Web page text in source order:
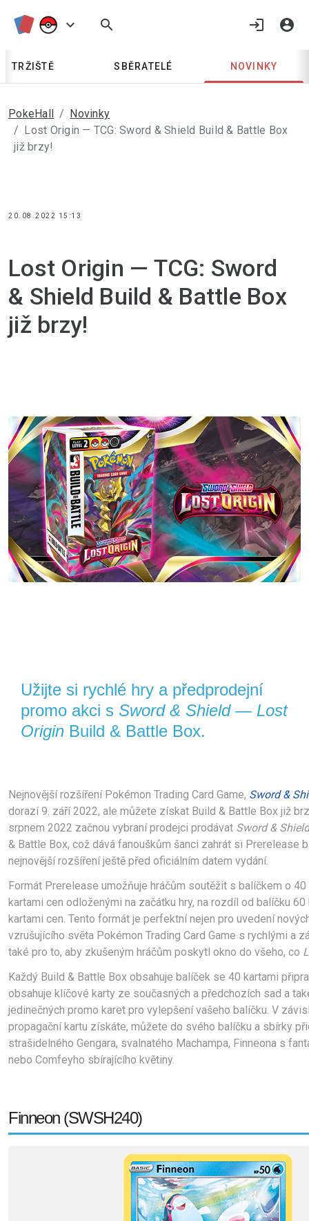
keyboard_arrow_down search login account_circle
TRŽIŠTĚ SBĚRATELÉ NOVINKY
PokeHall
Novinky
Lost Origin — TCG: Sword & Shield Build & Battle Box
již brzy!
20.08.2022 15:13
Lost Origin — TCG: Sword
& Shield Build & Battle Box
již brzy!
Užijte si rychlé hry a předprodejní
promo akci s Sword & Shield — Lost
Origin Build & Battle Box.
Nejnovější rozšíření Pokémon Trading Card Game, Sword &
dorazí 9. září 2022, ale můžete získat Build & Battle Box již
srpnem 2022 začnou vybraní prodejci prodávat Sword &
& Battle Box, což dává fanouškům šanci zahrát si Prerelease
nejnovější rozšíření ještě před oficiálním datem vydání.
Formát Prerelease umožňuje hráčům soutěžit s balíčkem o
kartami cen odloženými na začátku hry, na rozdíl od balíčku
kartami cen. Tento formát je perfektní nejen pro uvedení
vzrušujícího světa Pokémon Trading Card Game s rychlými a
také pro to, aby zkušeným hráčům poskytl okno do všeho, co
Každý Build & Battle Box obsahuje balíček se 40 kartami
obsahuje klíčové karty ze současných a předchozích sad a
jedinečných promo karet pro vylepšení vašeho balíčku. V
propagační kartu získáte, můžete do svého balíčku a sbírky
strašidelného Gengara, svalnatého Machampa, Finneona s
nebo Comfeyho sbírajícího květiny.
Finneon (SWSH240)